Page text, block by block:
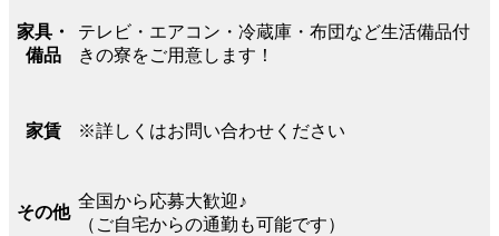
家具・
備品
テレビ・エアコン・冷蔵庫・布団など生活備品付
きの寮をご用意します！
家賃 ※詳しくはお問い合わせください
その他
全国から応募大歓迎♪
（ご自宅からの通勤も可能です）